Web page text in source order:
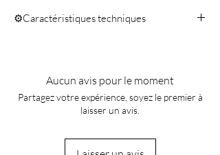
⚙️Caractéristiques techniques
Vitesse: 0,14sec/60° (4,8V) -
0,11sec/60° (6.0V)
Couple: 1,8kg.cm (4,8V) - 2,2kg.cm
Poids: 11,2g
Aucun avis pour le moment
Partagez votre expérience, soyez le premier à
laisser un avis.